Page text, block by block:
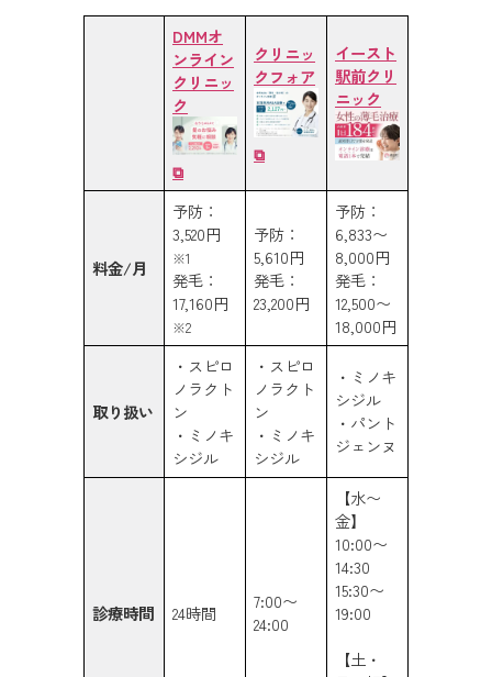
DMMオ
ンライン
クリニッ
ク
⧉
クリニッ
クフォア
⧉
イースト
駅前クリ
ニック
料金/月
予防：
3,520円
※1
発毛：
17,160円
※2
予防：
5,610円
発毛：
23,200円
予防：
6,833〜
8,000円
発毛：
12,500〜
18,000円
取り扱い
・スピロ
ノラクト
ン
・ミノキ
シジル
・スピロ
ノラクト
ン
・ミノキ
シジル
・ミノキ
シジル
・パント
ジェンヌ
診療時間 24時間
7:00〜
24:00
【水〜
金】
10:00〜
14:30
15:30〜
19:00
【土・